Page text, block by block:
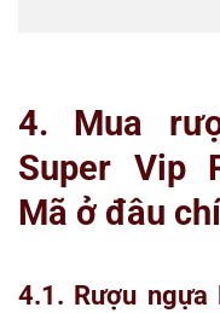
4. Mua
Super Vip
Mã ở đâu
4.1. Rượu ngựa